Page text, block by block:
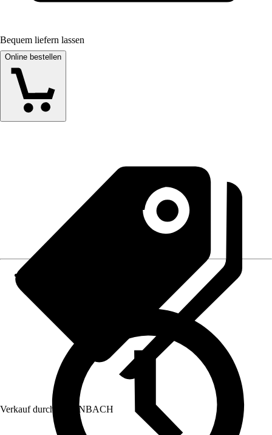
Bequem liefern lassen
Online bestellen
Verkauf durch: HORNBACH